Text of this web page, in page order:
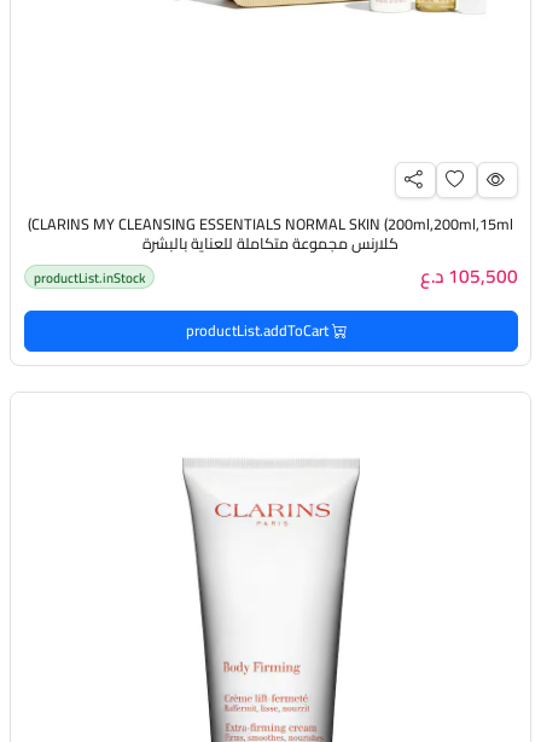
CLARINS MY CLEANSING ESSENTIALS NORMAL SKIN (200ml,200ml,15ml)
كلارنس مجموعة متكاملة للعناية بالبشرة
105,500 د.ع productList.inStock
productList.addToCart